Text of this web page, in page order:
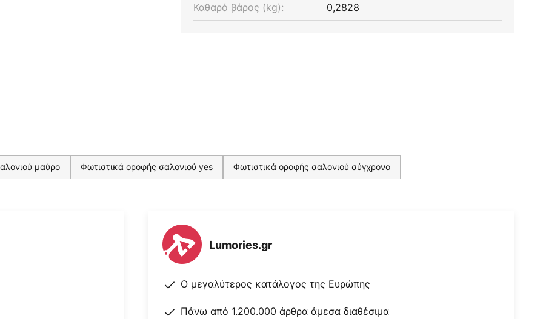
Καθαρό βάρος (kg): 0,2828
μαύρο Φωτιστικά οροφής σαλονιού yes Φωτιστικά οροφής σαλονιού σύγχρονο
Lumories.gr
Ο μεγαλύτερος κατάλογος της Ευρώπης
Πάνω από 1.200.000 άρθρα άμεσα διαθέσιμα